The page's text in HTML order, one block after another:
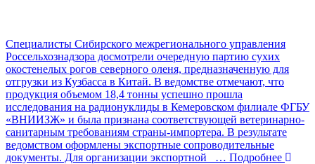
Специалисты Сибирского межрегионального управления
Россельхознадзора досмотрели очередную партию сухих
окостенелых рогов северного оленя, предназначенную для
отгрузки из Кузбасса в Китай. В ведомстве отмечают, что
продукция объемом 18,4 тонны успешно прошла
исследования на радионуклиды в Кемеровском филиале ФГБУ
«ВНИИЗЖ» и была признана соответствующей ветеринарно-
санитарным требованиям страны-импортера. В результате
ведомством оформлены экспортные сопроводительные
документы. Для организации экспортной
… Подробнее